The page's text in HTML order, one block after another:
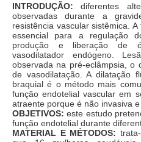
INTRODUÇÃO: diferentes
observadas durante a
resistência vascular sistêmica.
essencial para a regulação
produção e liberação de
vasodilatador endógeno.
observada na pré-eclâmpsia, o
de vasodilatação. A dilatação
braquial é o método mais
função endotelial vascular em
atraente porque é não invasiva
OBJETIVOS: este estudo
função endotelial durante
MATERIAL E MÉTODOS: